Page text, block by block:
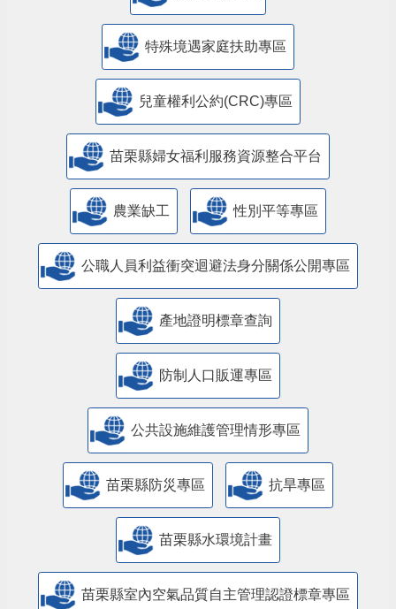
特殊境遇家庭扶助專區
兒童權利公約(CRC)專區
苗栗縣婦女福利服務資源整合平台
農業缺工 性別平等專區
公職人員利益衝突迴避法身分關係公開專區
產地證明標章查詢
防制人口販運專區
​公共設施維護管理情形專區
苗栗縣防災專區 抗旱專區
苗栗縣水環境計畫
苗栗縣室內空氣品質自主管理認證標章專區